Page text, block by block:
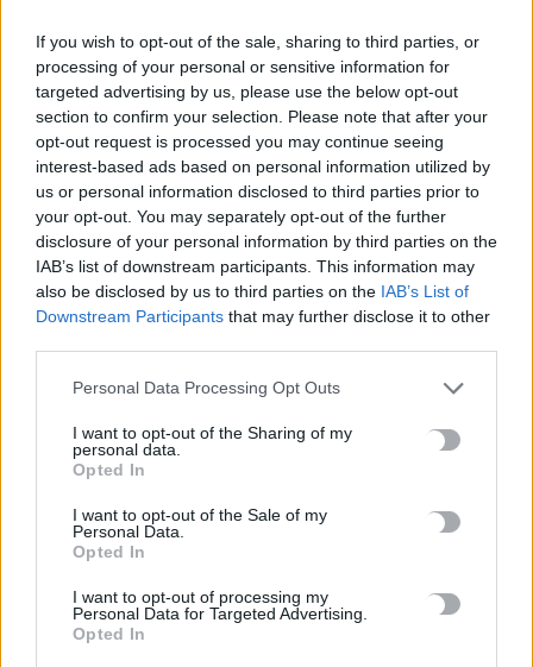
If you wish to opt-out of the sale, sharing to third parties, or
processing of your personal or sensitive information for
targeted advertising by us, please use the below opt-out
section to confirm your selection. Please note that after your
opt-out request is processed you may continue seeing
interest-based ads based on personal information utilized by
us or personal information disclosed to third parties prior to
your opt-out. You may separately opt-out of the further
disclosure of your personal information by third parties on the
IAB’s list of downstream participants. This information may
also be disclosed by us to third parties on the IAB’s List of
Downstream Participants that may further disclose it to other
Personal Data Processing Opt Outs
I want to opt-out of the Sharing of my
personal data.
Opted In
I want to opt-out of the Sale of my
Personal Data.
Opted In
I want to opt-out of processing my
Personal Data for Targeted Advertising.
Opted In
e-ΕΦΚΑ: Πότε καταβάλλεται το αδειοδωρόσημο στους
οικοδόμους
Πήγε για ψώνια με το ελικόπτερό του γιατί η διαδρομή με το
αμάξι ήταν… πολύ μεγάλη
5 Αυγούστου, 2026
Μύκονος: 35χρονος οδηγός έκλεψε από τουρίστα επώνυμη
τσάντα και ρολόι αξίας 75.000 ευρώ
Σύσκεψη εργασίας για θέματα Μεταφορών και Επικοινωνιών
5 Αυγούστου, 2026
Η Βρετανική κυβέρνηση δεν θα προχωρήσει σε διεξαγωγή
έρευνας για τον Επστάιν
5 Αυγούστου, 2026